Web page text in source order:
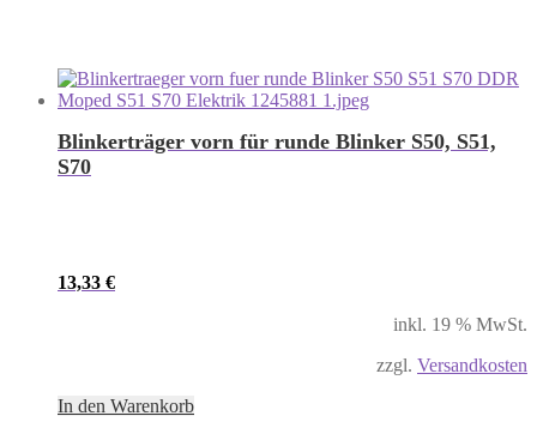
Blinkerträger vorn für runde Blinker S50, S51,
S70
13,33 €
inkl. 19 % MwSt.
zzgl. Versandkosten
In den Warenkorb